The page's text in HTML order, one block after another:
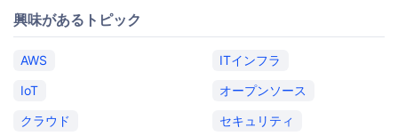
興味があるトピック
AWS
ITインフラ
IoT
オープンソース
クラウド
セキュリティ